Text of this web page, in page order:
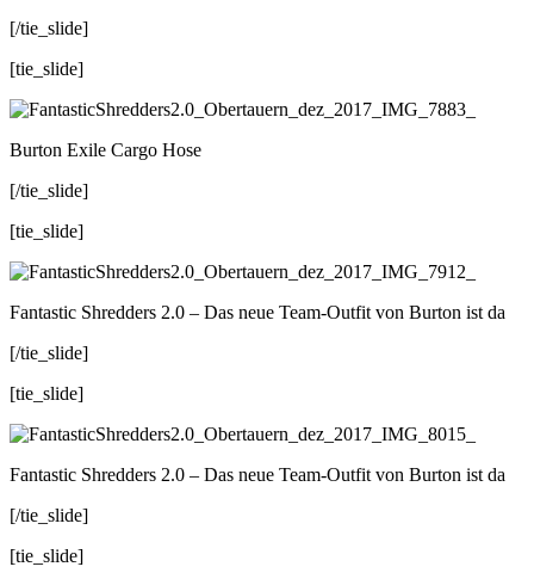
[/tie_slide]
[tie_slide]
Burton Exile Cargo Hose
[/tie_slide]
[tie_slide]
Fantastic Shredders 2.0 – Das neue Team-Outfit von Burton ist da
[/tie_slide]
[tie_slide]
Fantastic Shredders 2.0 – Das neue Team-Outfit von Burton ist da
[/tie_slide]
[tie_slide]